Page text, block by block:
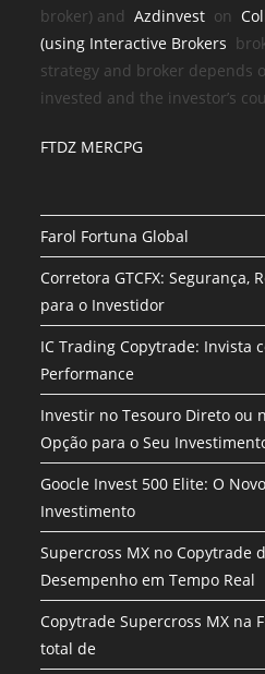
broker) andAzdinvest on
(using Interactive Brokers
strategy and broker depends
invested and the investor’s
FTDZ MERCPG
Farol Fortuna Global
Corretora GTCFX: Segurança,
para o Investidor
IC Trading Copytrade: Invista
Performance
Investir no Tesouro Direto ou
Opção para o Seu
Goocle Invest 500 Elite: O
Investimento
Supercross MX no Copytrade
Desempenho em Tempo Real
Copytrade Supercross MX na
total de